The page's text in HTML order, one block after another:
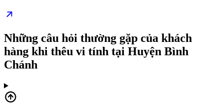
Những câu hỏi thường gặp của khách
hàng khi thêu vi tính tại Huyện Bình
Chánh